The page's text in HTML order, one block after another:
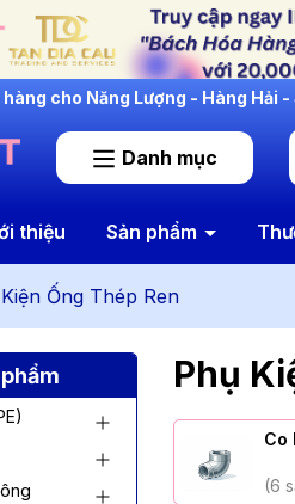
- Thấu Hiểu - Cải Tiến
Danh mục
thiệu Sản phẩm
Ống Thép Ren
Phụ
Co
(6